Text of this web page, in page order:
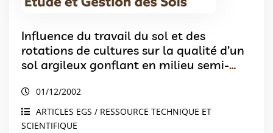
Influence du travail du sol et des
rotations de cultures sur la qualité d’un
sol argileux gonflant en milieu semi-
01/12/2002
ARTICLES EGS / RESSOURCE TECHNIQUE ET
SCIENTIFIQUE